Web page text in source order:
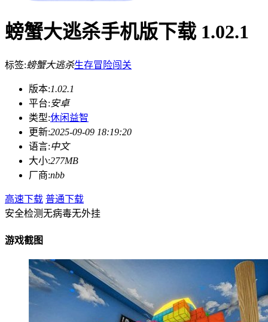
螃蟹大逃杀手机版下载 1.02.1
标签:螃蟹大逃杀生存冒险闯关
版本:1.02.1
平台:安卓
类型:休闲益智
更新:2025-09-09 18:19:20
语言:中文
大小:277MB
厂商:nbb
高速下载 普通下载
安全检测无病毒无外挂
游戏截图